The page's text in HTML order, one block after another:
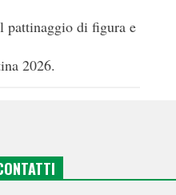
pattinaggio di figura e
2026.